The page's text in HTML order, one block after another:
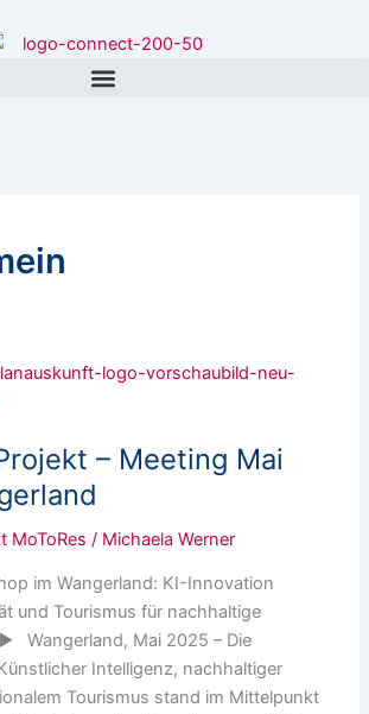
– Meeting Mai
MoToRes / Michaela Werner
im Wangerland: KI-Innovation
und Tourismus für nachhaltige
Wangerland, Mai 2025 – Die
Intelligenz, nachhaltiger
Tourismus stand im Mittelpunkt